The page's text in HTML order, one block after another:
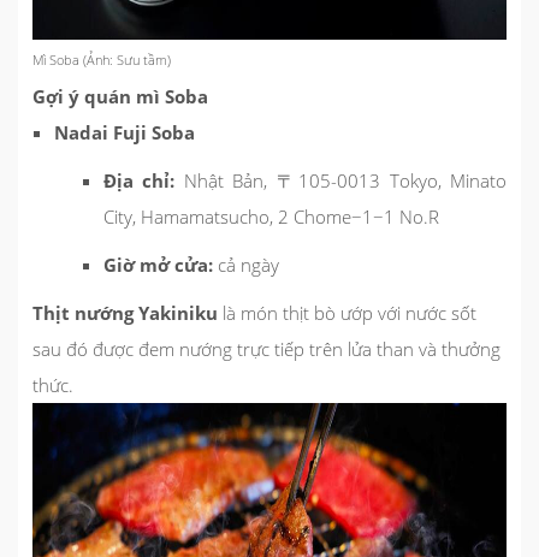
Mì Soba (Ảnh: Sưu tầm)
Gợi ý quán mì Soba
Nadai Fuji Soba
Địa chỉ: Nhật Bản, 〒105-0013 Tokyo, Minato
City, Hamamatsucho, 2 Chome−1−1 No.R
Giờ mở cửa: cả ngày
Thịt nướng Yakiniku là món thịt bò ướp với nước sốt
sau đó được đem nướng trực tiếp trên lửa than và thưởng
thức.